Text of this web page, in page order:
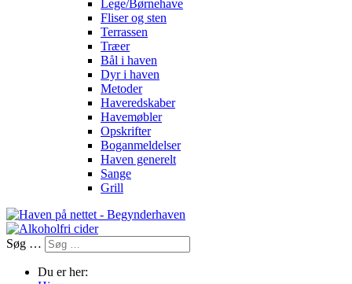
Lege/Børnehave
Fliser og sten
Terrassen
Træer
Bål i haven
Dyr i haven
Metoder
Haveredskaber
Havemøbler
Opskrifter
Boganmeldelser
Haven generelt
Sange
Grill
Søg …
Du er her: